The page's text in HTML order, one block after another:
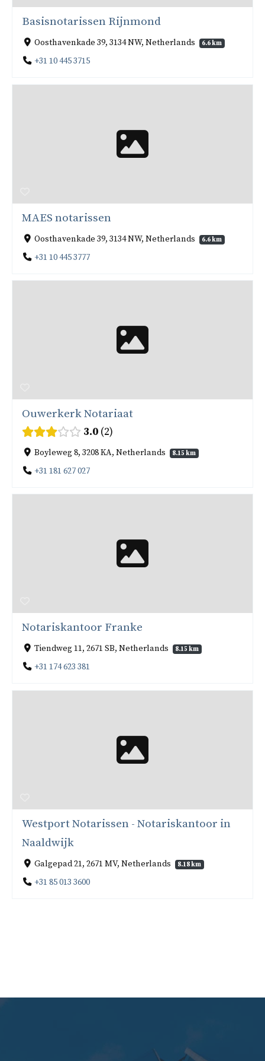
Basisnotarissen Rijnmond
Oosthavenkade 39, 3134 NW, Netherlands 6.6 km
+31 10 445 3715
MAES notarissen
Oosthavenkade 39, 3134 NW, Netherlands 6.6 km
+31 10 445 3777
Ouwerkerk Notariaat
3.0 2
Boyleweg 8, 3208 KA, Netherlands 8.15 km
+31 181 627 027
Notariskantoor Franke
Tiendweg 11, 2671 SB, Netherlands 8.15 km
+31 174 623 381
Westport Notarissen - Notariskantoor in
Naaldwijk
Galgepad 21, 2671 MV, Netherlands 8.18 km
+31 85 013 3600